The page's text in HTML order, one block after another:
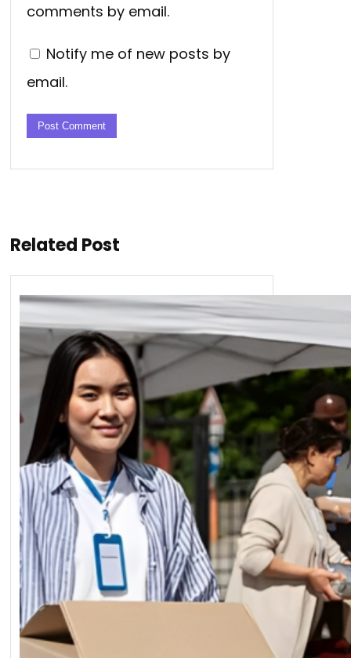
comments by email.
Notify me of new posts by
email.
Related Post